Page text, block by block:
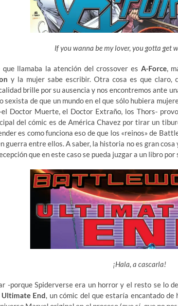
If you wanna be my lover, you gotta get
llamaba la atención del crossover es A-Force,
y la mujer sabe escribir. Otra cosa es que claro,
brille por su ausencia y nos encontremos ante
sexista de que un mundo en el que sólo hubiera
el Doctor Muerte, el Doctor Extraño, los Thors-
del cómic es de América Chavez por tirar un
es como funciona eso de que los «reinos» de
guerra entre ellos. A saber, la historia no es gran
que en este caso se pueda juzgar a un libro
¡Hala, a cascarla!
-porque Spiderverse era un horror y el resto se lo
Ultimate End, un cómic del que estaría encantado